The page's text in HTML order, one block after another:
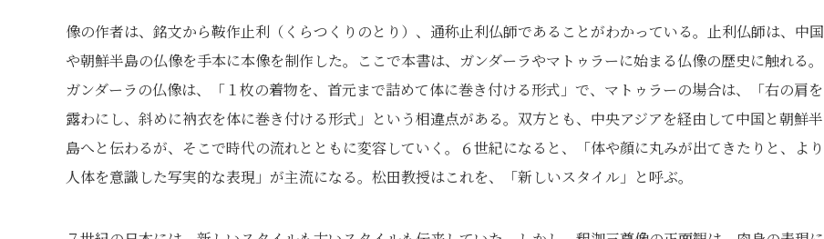
像の作者は、銘文から鞍作止利（くらつくりのとり）、通称止利仏師であることがわかっている。止利仏師は、中国
や朝鮮半島の仏像を手本に本像を制作した。ここで本書は、ガンダーラやマトゥラーに始まる仏像の歴史に触れる。
ガンダーラの仏像は、「１枚の着物を、首元まで詰めて体に巻き付ける形式」で、マトゥラーの場合は、「右の肩を
露わにし、斜めに衲衣を体に巻き付ける形式」という相違点がある。双方とも、中央アジアを経由して中国と朝鮮半
島へと伝わるが、そこで時代の流れとともに変容していく。６世紀になると、「体や顔に丸みが出てきたりと、より
人体を意識した写実的な表現」が主流になる。松田教授はこれを、「新しいスタイル」と呼ぶ。